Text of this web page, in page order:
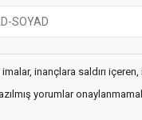
inançlara saldırı içeren,
yorumlar